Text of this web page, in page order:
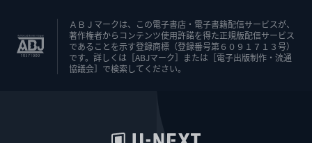
ＡＢＪマークは、この電子書店・電子書籍配信サービスが、
著作権者からコンテンツ使用許諾を得た正規版配信サービス
であることを示す登録商標（登録番号第６０９１７１３号）
です。詳しくは［ABJマーク］または［電子出版制作・流通
協議会］で検索してください。